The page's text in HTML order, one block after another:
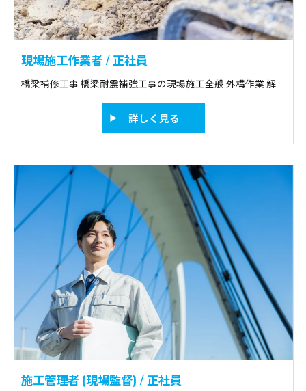
現場施工作業者 / 正社員
詳しく見る
施工管理者 (現場監督) / 正社員